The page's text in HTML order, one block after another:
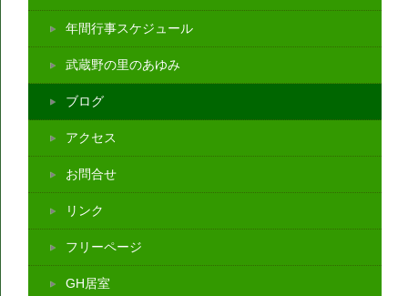
年間行事スケジュール
武蔵野の里のあゆみ
ブログ
アクセス
お問合せ
リンク
フリーページ
GH居室